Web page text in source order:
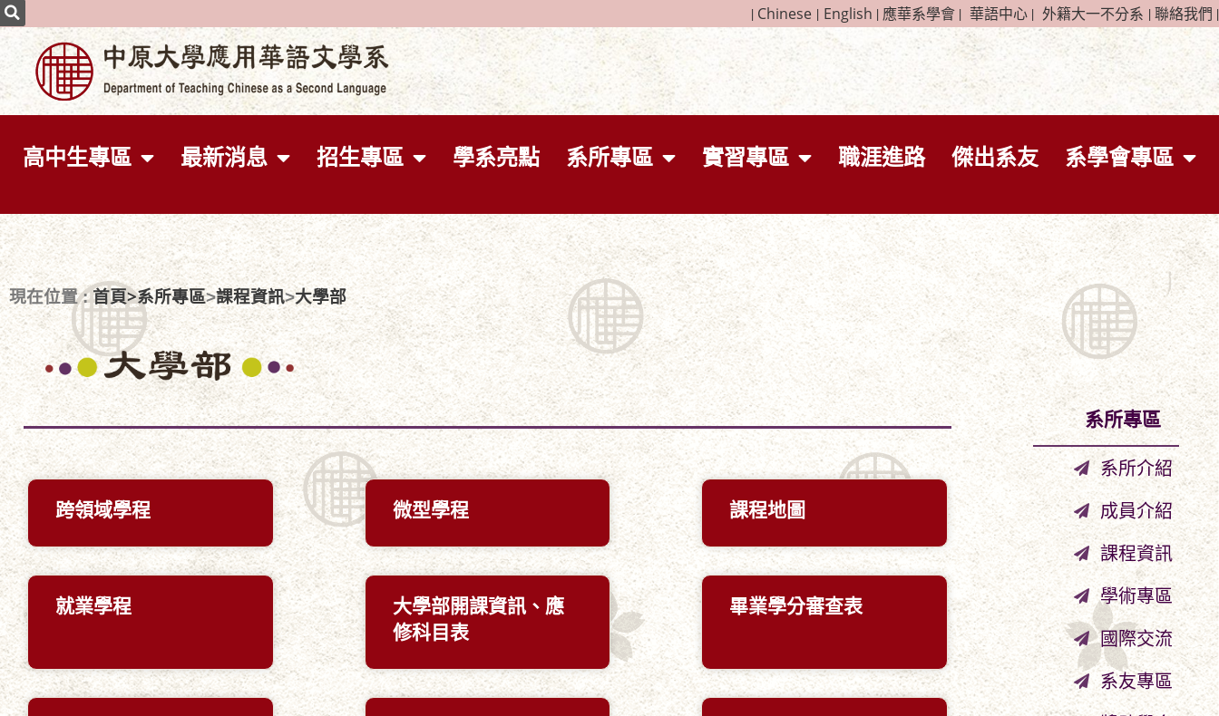
| Chinese | English | 應華系學會 | 華語中心 | 外籍大一不分系 | 聯絡我們 |
高中生專區 最新消息 招生專區 學系亮點 系所專區 實習專區 職涯進路 傑出系友 系學會專區
現在位置 :首頁>系所專區>課程資訊>大學部
跨領域學程 微型學程 課程地圖
就業學程
大學部開課資訊、應
修科目表
畢業學分審查表
系所專區
系所介紹
成員介紹
課程資訊
學術專區
國際交流
系友專區